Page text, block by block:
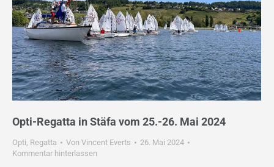
Opti-Regatta in Stäfa vom 25.-26. Mai 2024
Opti Regatta Von Vincent Everts
26. Mai 2024
Kommentar hinterlassen